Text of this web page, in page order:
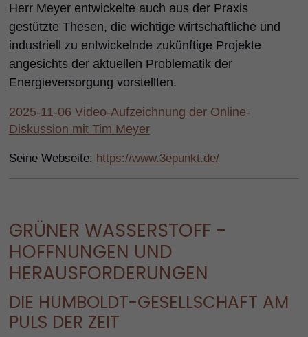
Herr Meyer entwickelte auch aus der Praxis
gestützte Thesen, die wichtige wirtschaftliche und
industriell zu entwickelnde zukünftige Projekte
angesichts der aktuellen Problematik der
Energieversorgung vorstellten.
2025-11-06 Video-Aufzeichnung der Online-
Diskussion mit Tim Meyer
Seine Webseite: https://www.3epunkt.de/
GRÜNER WASSERSTOFF -
HOFFNUNGEN UND
HERAUSFORDERUNGEN
DIE HUMBOLDT-GESELLSCHAFT AM
PULS DER ZEIT